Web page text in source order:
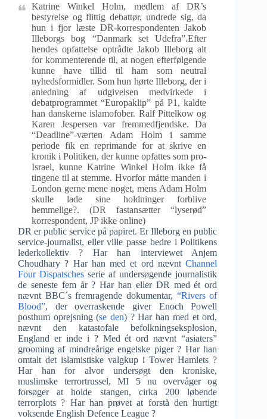
Katrine Winkel Holm, medlem af DR’s
bestyrelse og flittig debattør, undrede sig, da
hun i fjor læste DR-korrespondenten Jakob
Illeborgs bog “Danmark set Udefra”.Efter
hendes opfattelse optrådte Jakob Illeborg alt
for kommenterende til, at nogen efterfølgende
kunne have tillid til ham som neutral
nyhedsformidler. Som hun hørte Illeborg, der i
anledning af udgivelsen medvirkede i
debatprogrammet “Europaklip” på P1, kaldte
han danskerne islamofober. Ralf Pittelkow og
Karen Jespersen var fremmedfjendske. Da
“Deadline”-værten Adam Holm i samme
periode fik en reprimande for at skrive en
kronik i Politiken, der kunne opfattes som pro-
Israel, kunne Katrine Winkel Holm ikke få
tingene til at stemme. Hvorfor måtte manden i
London gerne mene noget, mens Adam Holm
skulle lade sine holdninger forblive
hemmelige?. (DR fastansætter “lyserød”
korrespondent, JP ikke online)
DR er public service på papiret. Er Illeborg en public
service-journalist, eller ville passe bedre i Politikens
lederkollektiv ? Har han interviewet Anjem
Choudhary ? Har han med et ord nævntChannel
Four Dispatsches serie af undersøgende journalistik
de seneste fem år ? Har han eller DR med ét ord
nævnt BBC´s fremragende dokumentar, “Rivers of
Blood”, der overraskende giver Enoch Powell
posthum oprejsning (se den) ? Har han med et ord,
nævnt den katastofale befolkningseksplosion,
England er inde i ? Med ét ord nævnt “asiaters”
grooming af mindreårige engelske piger ? Har han
omtalt det islamistiske valgkup i Tower Hamlets ?
Har han for alvor undersøgt den kroniske,
muslimske terrortrussel, MI 5 nu overvåger og
forsøger at holde stangen, cirka 200 løbende
terrorplots ? Har han prøvet at forstå den hurtigt
voksende English Defence League ?